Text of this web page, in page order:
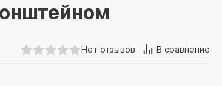
Нет отзывов В сравнение